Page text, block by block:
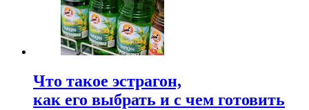
Что такое эстрагон,
как его выбрать и с чем готовить